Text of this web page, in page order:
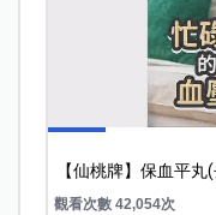
【仙桃牌】保血平丸
觀看次數 42,054次